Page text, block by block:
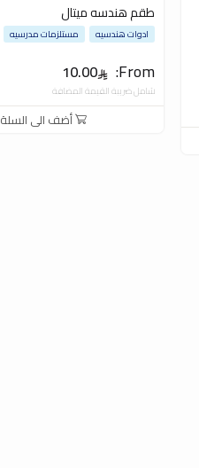
طقم هندسه ميتال
From:
10.00
ادوات هندسيه مستلزمات مدرسيه
شامل ضريبة القيمة المضافة
أضف الى السلة